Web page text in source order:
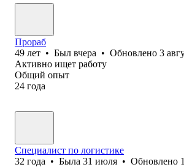
Прораб
49 лет • Был вчера • Обновлено 3
Активно ищет работу
Общий опыт
24 года
Специалист по логистике
32 года • Была 31 июля • Обновлено